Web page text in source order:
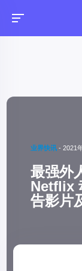
业界快讯 -2021
最强外
Netflix
告影片